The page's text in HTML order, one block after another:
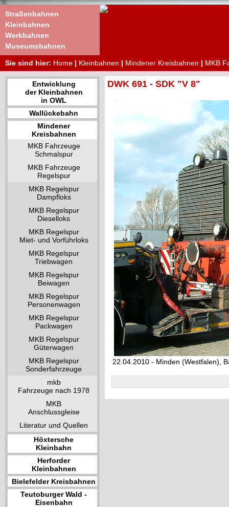
Straßenbahnen
Kleinbahnen
Werkbahnen
Museumsbahnen
Sie sind hier: Home | Kleinbahnen | Mindener Kreisbahnen | MKB
Entwicklung
der Kleinbahnen
in OWL
Wallückebahn
Mindener
Kreisbahnen
MKB Fahrzeuge
Schmalspur
MKB Fahrzeuge
Regelspur
MKB Regelspur
Dampfloks
MKB Regelspur
Dieselloks
MKB Regelspur
Miet- und Vorführloks
MKB Regelspur
Triebwagen
MKB Regelspur
Beiwagen
MKB Regelspur
Personenwagen
MKB Regelspur
Packwagen
MKB Regelspur
Güterwagen
MKB Regelspur
Sonderfahrzeuge
mkb
Fahrzeuge nach 1978
MKB
Anschlussgleise
Literatur und Quellen
Höxtersche
Kleinbahn
Herforder
Kleinbahnen
Bielefelder Kreisbahnen
Teutoburger Wald -
Eisenbahn
DWK 691 - SDK "V 8"
22.04.2010 - Minden (Westfalen),